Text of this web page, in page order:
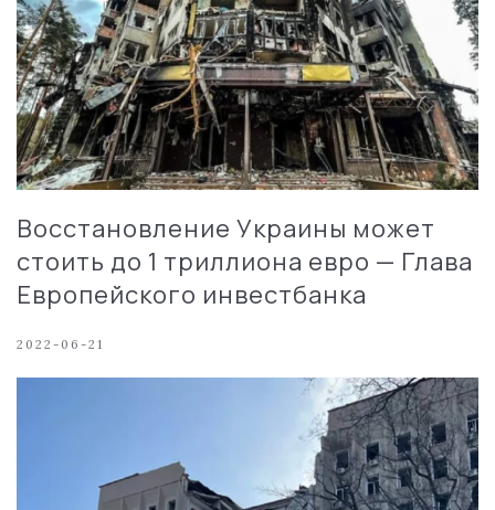
Восстановление Украины может
стоить до 1 триллиона евро — Глава
Европейского инвестбанка
2022-06-21